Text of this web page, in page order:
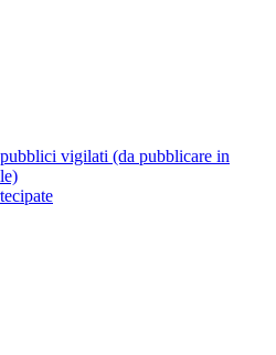
vigilati (da pubblicare in